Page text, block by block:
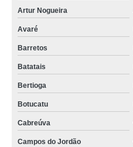
Artur Nogueira
Avaré
Barretos
Batatais
Bertioga
Botucatu
Cabreúva
Campos do Jordão